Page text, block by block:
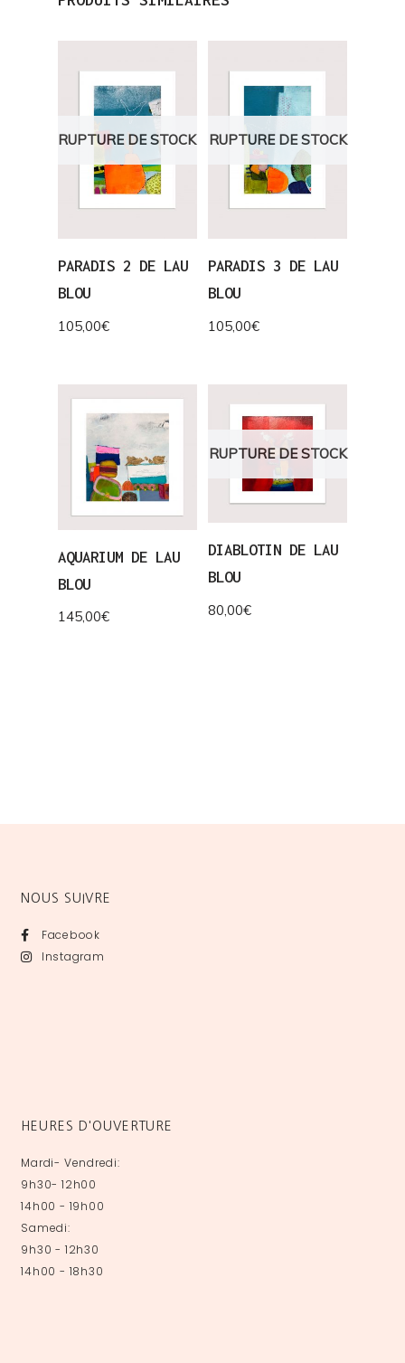
RUPTURE DE STOCK
PARADIS 2 DE LAU
BLOU
105,00€
RUPTURE DE STOCK
PARADIS 3 DE LAU
BLOU
105,00€
AQUARIUM DE LAU
BLOU
145,00€
RUPTURE DE STOCK
DIABLOTIN DE LAU
BLOU
80,00€
NOUS SUIVRE
Facebook
Instagram
HEURES D'OUVERTURE
Mardi- Vendredi:
9h30- 12h00
14h00 - 19h00
Samedi:
9h30 - 12h30
14h00 - 18h30